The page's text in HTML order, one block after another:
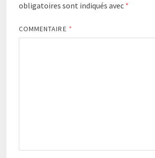
obligatoires sont indiqués avec *
COMMENTAIRE *